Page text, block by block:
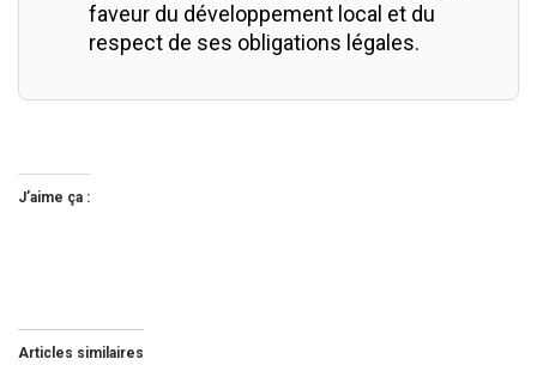
faveur du développement local et du
respect de ses obligations légales.
J’aime ça :
Articles similaires